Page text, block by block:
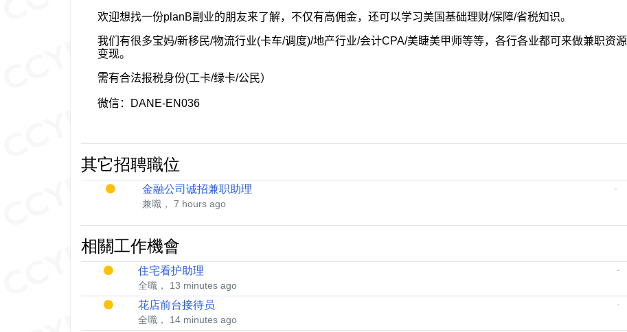
欢迎想找一份planB副业的朋友来了解，不仅有高佣金，还可以学习美国基础理财/保障/省税知识。
我们有很多宝妈/新移民/物流行业(卡车/调度)/地产行业/会计CPA/美睫美甲师等等，各行各业都可来做兼职资源
变现。
需有合法报税身份(工卡/绿卡/公民）
微信： DANE-EN036
其它招聘職位
金融公司诚招兼职助理
兼職， 7 hours ago
-
相關工作機會
住宅看护助理
全職， 13 minutes ago
-
花店前台接待员
全職， 14 minutes ago
-